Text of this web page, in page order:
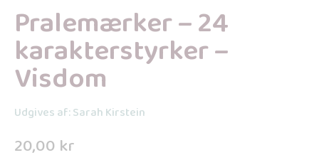
Pralemærker – 24
karakterstyrker –
Visdom
Udgives af: Sarah Kirstein
20,00 kr